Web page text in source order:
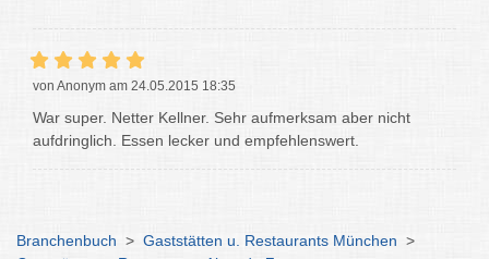
von Anonym am 24.05.2015 18:35
War super. Netter Kellner. Sehr aufmerksam aber nicht
aufdringlich. Essen lecker und empfehlenswert.
Branchenbuch > Gaststätten u. Restaurants München >